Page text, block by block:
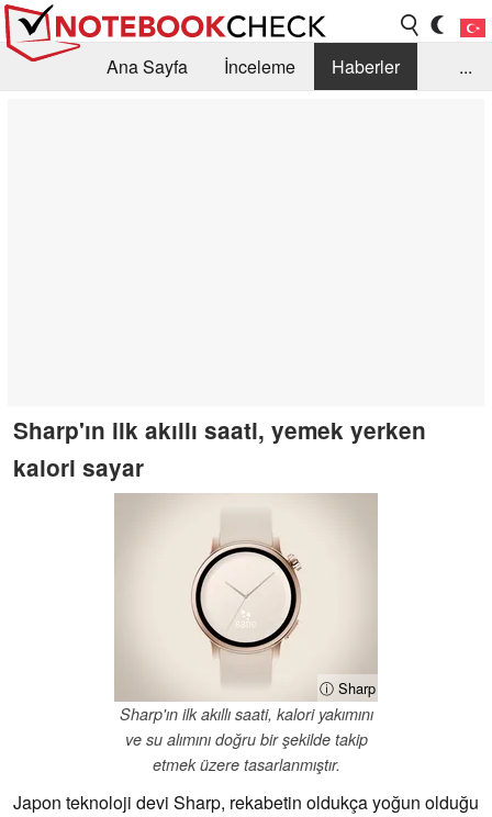
Ana Sayfa İnceleme
Haberler
...
Sharp'ın ilk akıllı saati, yemek yerken
kalori sayar
ⓘ Sharp
Sharp'ın ilk akıllı saati, kalori yakımını
ve su alımını doğru bir şekilde takip
etmek üzere tasarlanmıştır.
Japon teknoloji devi Sharp, rekabetin oldukça yoğun olduğu